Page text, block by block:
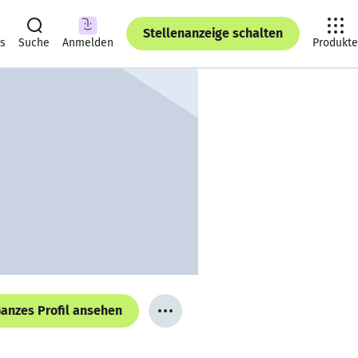
Suche Anmelden
Stellenanzeige schalten
Produkte
Profil ansehen